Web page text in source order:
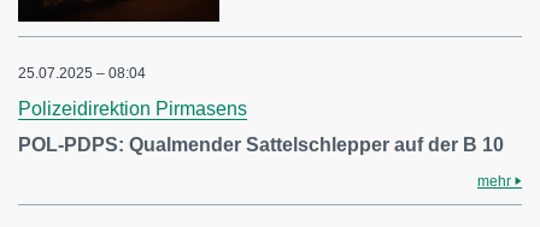
25.07.2025 – 08:04
Polizeidirektion Pirmasens
POL-PDPS: Qualmender Sattelschlepper auf der B 10
mehr